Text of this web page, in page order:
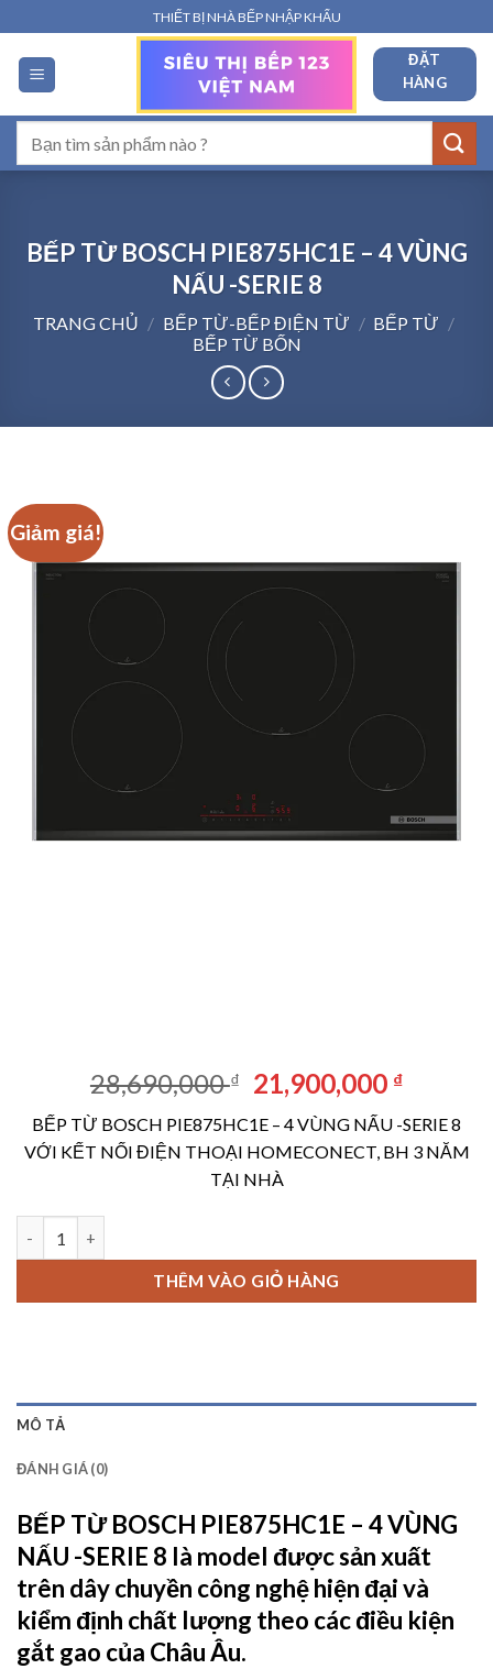
qua
nội
dung
THIẾT BỊ NHÀ BẾP NHẬP KHẨU
ĐẶT
HÀNG
kiếm:
BẾP TỪ BOSCH PIE875HC1E – 4 VÙNG
NẤU -SERIE 8
TRANG CHỦ / BẾP TỪ-BẾP ĐIỆN TỪ / BẾP TỪ /
BẾP TỪ BỐN
Giảm giá!
28,690,000₫
Giá
gốc
là:
28,690,000 ₫.
21,900,000 ₫Giá
tại
là:
BẾP TỪ BOSCH PIE875HC1E – 4 VÙNG NẤU -SERIE 8
VỚI KẾT NỐI ĐIỆN THOẠI HOMECONECT, BH 3 NĂM
TẠI NHÀ
THÊM VÀO GIỎ HÀNG
MÔ TẢ
ĐÁNH GIÁ (0)
BẾP TỪ BOSCH PIE875HC1E – 4 VÙNG
NẤU -SERIE 8 là model được sản xuất
trên dây chuyền công nghệ hiện đại và
kiểm định chất lượng theo các điều kiện
gắt gao của Châu Âu.